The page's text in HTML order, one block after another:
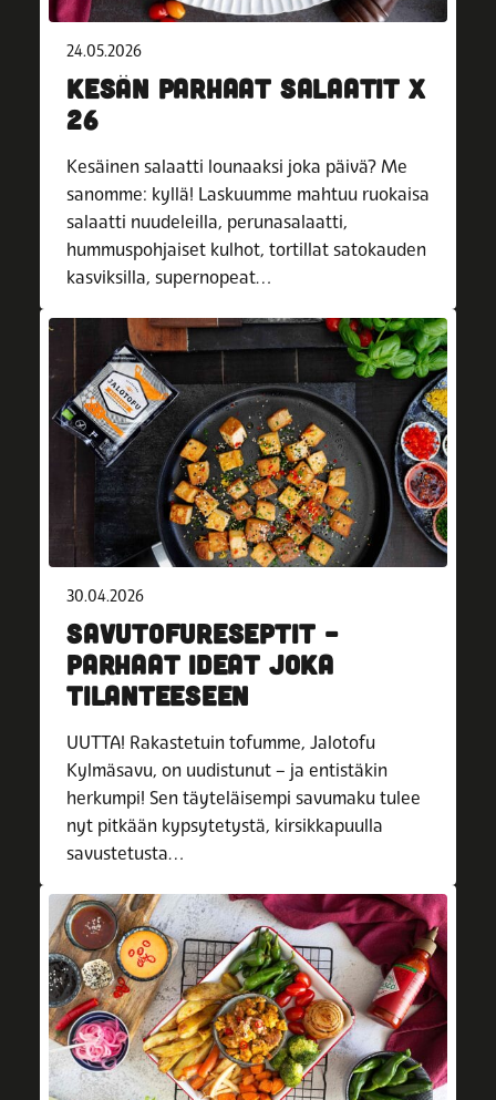
24.05.2026
KESÄN PARHAAT SALAATIT X
26
Kesäinen salaatti lounaaksi joka päivä? Me
sanomme: kyllä! Laskuumme mahtuu ruokaisa
salaatti nuudeleilla, perunasalaatti,
hummuspohjaiset kulhot, tortillat satokauden
kasviksilla, supernopeat…
30.04.2026
SAVUTOFURESEPTIT –
PARHAAT IDEAT JOKA
TILANTEESEEN
UUTTA! Rakastetuin tofumme, Jalotofu
Kylmäsavu, on uudistunut – ja entistäkin
herkumpi! Sen täyteläisempi savumaku tulee
nyt pitkään kypsytetystä, kirsikkapuulla
savustetusta…